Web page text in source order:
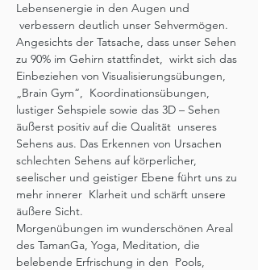
Lebensenergie in den Augen und
verbessern deutlich unser Sehvermögen.
Angesichts der Tatsache, dass unser Sehen
zu 90% im Gehirn stattfindet,  wirkt sich das
Einbeziehen von Visualisierungsübungen,
„Brain Gym“,  Koordinationsübungen,
lustiger Sehspiele sowie das 3D – Sehen
äußerst positiv auf die Qualität  unseres
Sehens aus. Das Erkennen von Ursachen
schlechten Sehens auf körperlicher,
seelischer und geistiger Ebene führt uns zu
mehr innerer  Klarheit und schärft unsere
äußere Sicht.
Morgenübungen im wunderschönen Areal
des TamanGa, Yoga, Meditation, die
belebende Erfrischung in den  Pools,